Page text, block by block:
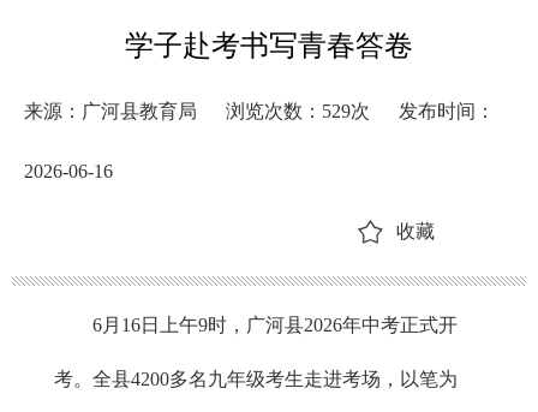
学子赴考书写青春答卷
来源：广河县教育局 浏览次数： 529次 发布时间：
2026-06-16
收藏
6月16日上午9时，广河县2026年中考正式开
考。全县4200多名九年级考生走进考场，以笔为